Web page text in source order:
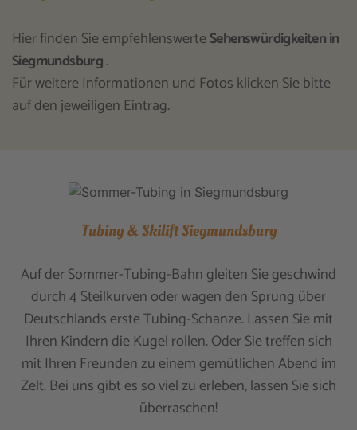
Hier finden Sie empfehlenswerte Sehenswürdigkeiten in
Siegmundsburg.
Für weitere Informationen und Fotos klicken Sie bitte
auf den jeweiligen Eintrag.
Tubing & Skilift Siegmundsburg
Auf der Sommer-Tubing-Bahn gleiten Sie geschwind
durch 4 Steilkurven oder wagen den Sprung über
Deutschlands erste Tubing-Schanze. Lassen Sie mit
Ihren Kindern die Kugel rollen. Oder Sie treffen sich
mit Ihren Freunden zu einem gemütlichen Abend im
Zelt. Bei uns gibt es so viel zu erleben, lassen Sie sich
überraschen!